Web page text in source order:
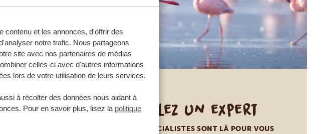
contenu et les annonces, d'offrir des
notre trafic. Nous partageons
site avec nos partenaires de médias
celles-ci avec d'autres informations
lors de votre utilisation de leurs services.
à récolter des données nous aidant à
Pour en savoir plus, lisez la politique
Appelez un expert
NOS SPÉCIALISTES SONT LÀ POUR VOUS